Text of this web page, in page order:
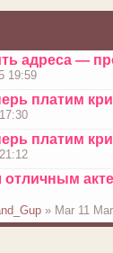
адреса —
19:59
платим
платим
отличным
» Mar 11